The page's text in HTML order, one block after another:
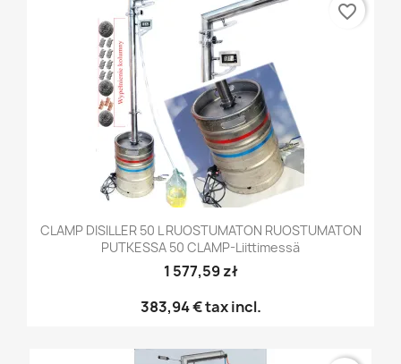
CLAMP DISILLER 50 L RUOSTUMATON RUOSTUMATON
PUTKESSA 50 CLAMP-Liittimessä
1 577,59 zł
383,94 €tax incl.
favorite_border